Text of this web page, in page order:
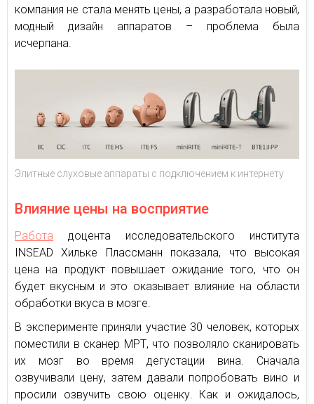
компания не стала менять цены, а разработала новый,
модный дизайн аппаратов – проблема была
исчерпана.
Элитные слуховые аппараты с подключением к интернету
Влияние цены на восприятие
Работа доцента исследовательского института
INSEAD Хильке Плассманн показала, что высокая
цена на продукт повышает ожидание того, что он
будет вкусным и это оказывает влияние на области
обработки вкуса в мозге.
В эксперименте приняли участие 30 человек, которых
поместили в сканер МРТ, что позволяло сканировать
их мозг во время дегустации вина. Сначала
озвучивали цену, затем давали попробовать вино и
просили озвучить свою оценку. Как и ожидалось,